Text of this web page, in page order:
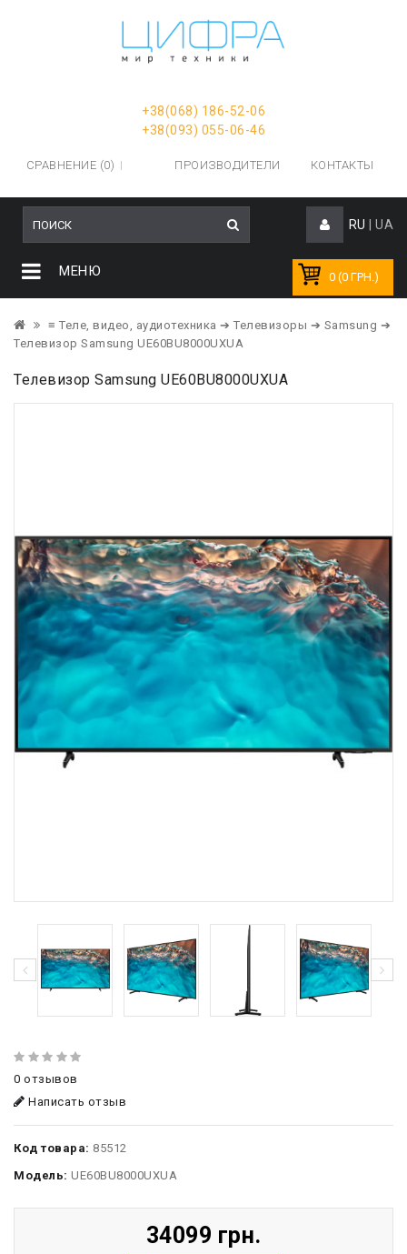
+38(068) 186-52-06
+38(093) 055-06-46
СРАВНЕНИЕ (0) ПРОИЗВОДИТЕЛИ КОНТАКТЫ
RU UA
0 (0 ГРН.)
МЕНЮ
≡ Теле, видео, аудиотехника ➔ Телевизоры ➔ Samsung ➔
Телевизор Samsung UE60BU8000UXUA
Телевизор Samsung UE60BU8000UXUA
0 отзывов
Написать отзыв
Код товара: 85512
Модель: UE60BU8000UXUA
34099 грн.